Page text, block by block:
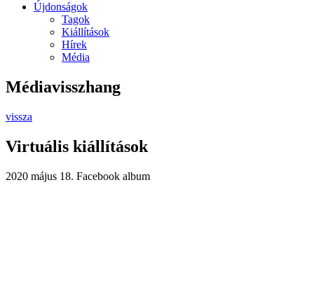
Újdonságok
Tagok
Kiállítások
Hírek
Média
Médiavisszhang
vissza
Virtuális kiállítások
2020 május 18. Facebook album